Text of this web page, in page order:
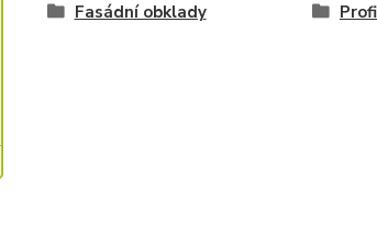
Fasádní obklady